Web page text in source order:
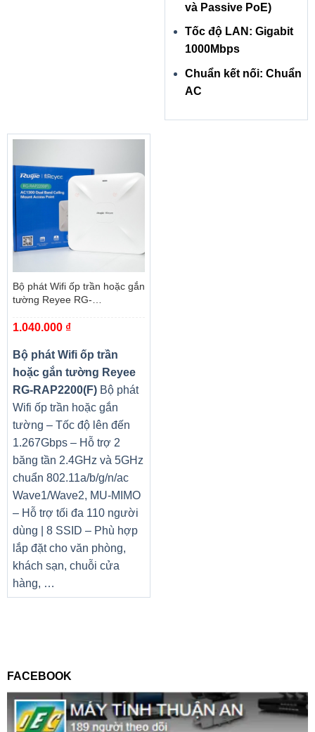
(nâng cấp tối đa 2 TB HDD và 1 TB SSD PCIe Gen3 8
Công
Màn
hình
14.0 inch FHD Acer ComfyView™ IPS LED LCD
HD
Audio Acer TrueHarmony, Two built-in stereo speakers
Giao
Giao
không
2×2 MU-MIMO technology, Bluetooth® 5.0
Cổng
giao tiếp
1 x DC-in jack for power adapter, 1 x RJ-45 port, 1 x
HDMI® port, 1 x USB 3.2 port with power-off charging,
2 x USB 3.2 port , 1 x USB Type-C port, 1 x
Headset/speaker jack
Pin 48Wh Li-ion battery
Kích
thước
(rộng x
dài x
cao)
Cân
nặng
1.46kg
Hệ điều
hành
Win 11 Home
Phụ kiện
Cable + Sạc
và Passive PoE)
Tốc độ LAN: Gigabit
1000Mbps
Chuẩn kết nối: Chuẩn
AC
Bộ phát Wifi ốp trần hoặc gắn
tường Reyee RG-
1.040.000 ₫
Bộ phát Wifi ốp trần
hoặc gắn tường Reyee
RG-RAP2200(F)Bộ phát
Wifi ốp trần hoặc gắn
tường – Tốc độ lên đến
1.267Gbps – Hỗ trợ 2
băng tần 2.4GHz và 5GHz
chuẩn 802.11a/b/g/n/ac
Wave1/Wave2, MU-MIMO
– Hỗ trợ tối đa 110 người
dùng | 8 SSID – Phù hợp
lắp đặt cho văn phòng,
khách sạn, chuỗi cửa
hàng, …
FACEBOOK